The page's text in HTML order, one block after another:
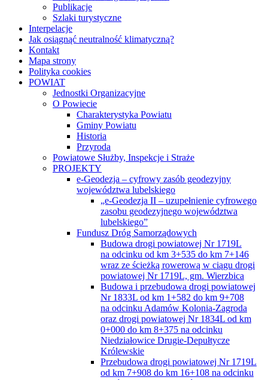
Publikacje
Szlaki turystyczne
Interpelacje
Jak osiągnąć neutralność klimatyczną?
Kontakt
Mapa strony
Polityka cookies
POWIAT
Jednostki Organizacyjne
O Powiecie
Charakterystyka Powiatu
Gminy Powiatu
Historia
Przyroda
Powiatowe Służby, Inspekcje i Straże
PROJEKTY
e-Geodezja – cyfrowy zasób geodezyjny
województwa lubelskiego
„e-Geodezja II – uzupełnienie cyfrowego
zasobu geodezyjnego województwa
lubelskiego”
Fundusz Dróg Samorządowych
Budowa drogi powiatowej Nr 1719L
na odcinku od km 3+535 do km 7+146
wraz ze ścieżką rowerową w ciągu drogi
powiatowej Nr 1719L, gm. Wierzbica
Budowa i przebudowa drogi powiatowej
Nr 1833L od km 1+582 do km 9+708
na odcinku Adamów Kolonia-Zagroda
oraz drogi powiatowej Nr 1834L od km
0+000 do km 8+375 na odcinku
Niedziałowice Drugie-Depułtycze
Królewskie
Przebudowa drogi powiatowej Nr 1719L
od km 7+908 do km 16+108 na odcinku